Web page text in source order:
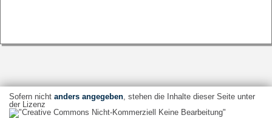
Sofern nicht anders angegeben, stehen die Inhalte dieser Seite unter
der Lizenz